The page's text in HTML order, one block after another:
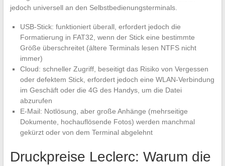
jedoch universell an den Selbstbedienungsterminals.
USB-Stick: funktioniert überall, erfordert jedoch die
Formatierung in FAT32, wenn der Stick eine bestimmte
Größe überschreitet (ältere Terminals lesen NTFS nicht
immer)
Cloud: schneller Zugriff, beseitigt das Risiko von Vergessen
oder defektem Stick, erfordert jedoch eine WLAN-Verbindung
im Geschäft oder die 4G des Handys, um die Datei
abzurufen
E-Mail: Notlösung, aber große Anhänge (mehrseitige
Dokumente, hochauflösende Fotos) werden manchmal
gekürzt oder von dem Terminal abgelehnt
Druckpreise Leclerc: Warum die